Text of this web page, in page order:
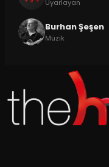
Uyarlayan
Burhan Şeşen
Müzik